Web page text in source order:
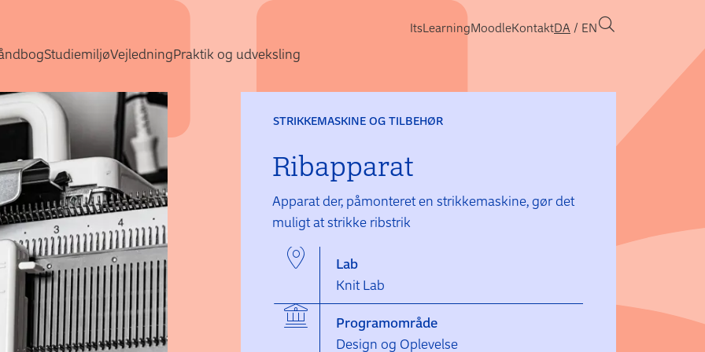
Gå direkte til indhold
StudiemiljøVejledningPraktik og udveksling
ItsLearningMoodleKontaktDA EN
STRIKKEMASKINE OG TILBEHØR
Ribapparat
Apparat der, påmonteret en strikkemaskine, gør det
muligt at strikke ribstrik
Lab
Knit Lab
Programområde
Design og Oplevelse